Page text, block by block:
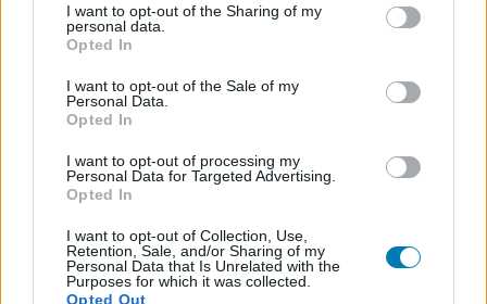
not limited to your visit or usage behaviour. You may click to
grant or deny consent to Google and its third-party tags to
use your data for below specified purposes in below Google
consent section.
I want to opt-out of the Sharing of my
personal data.
Opted In
I want to opt-out of the Sale of my
Personal Data.
Opted In
I want to opt-out of processing my
Personal Data for Targeted Advertising.
Opted In
I want to opt-out of Collection, Use,
Retention, Sale, and/or Sharing of my
Personal Data that Is Unrelated with the
Purposes for which it was collected.
Opted Out
megszámolta, hány doboz található a Baldur's Gate
Pontosan 17 412 .
Newbie számára az egész ártalmatlan kíváncsiságból
indult, mint egyébként a legtöbb tudományos (na jó
tudományosabb) felfedezés.
"Egyszer csak azon kaptam magam, hogy folyton
azon gondolkodom, vajon hány doboz lehet ebben
a játékban. Ki rakta oda őket mind? Ki döntötte el,